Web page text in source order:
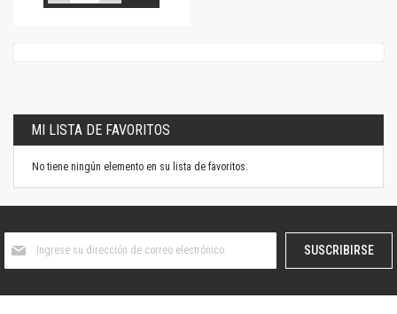
MI LISTA DE FAVORITOS
No tiene ningún elemento en su lista de favoritos.
boletín
SUSCRIBIRSE